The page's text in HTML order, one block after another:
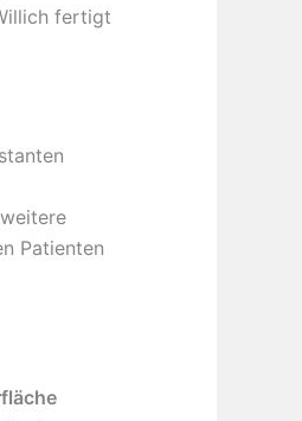
fertigt
Patienten